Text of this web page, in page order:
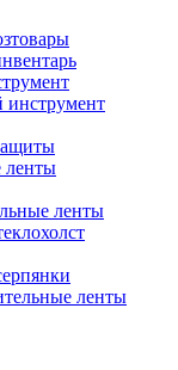
инструмент
ленты
ленты
ленты